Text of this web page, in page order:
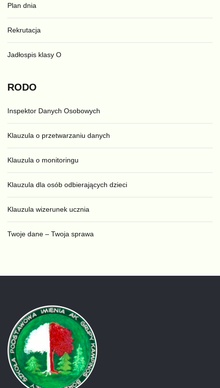
Plan dnia
Rekrutacja
Jadłospis klasy O
RODO
Inspektor Danych Osobowych
Klauzula o przetwarzaniu danych
Klauzula o monitoringu
Klauzula dla osób odbierających dzieci
Klauzula wizerunek ucznia
Twoje dane – Twoja sprawa